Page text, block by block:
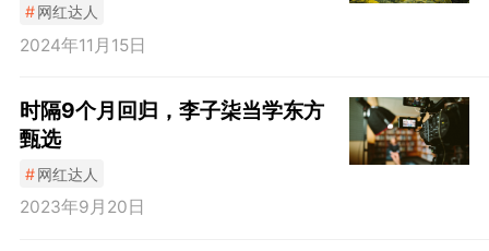
#网红达人
2024年11月15日
时隔9个月回归，李子柒当学东方
甄选
#网红达人
2023年9月20日